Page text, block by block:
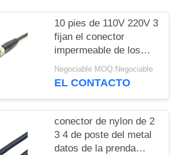
10 pies de 110V 220V 3
fijan el conector
impermeable de los
datos M8
Negociable MOQ:Negociable
EL CONTACTO
conector de nylon de 2
3 4 de poste del metal
datos de la prenda